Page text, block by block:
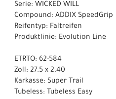
Serie: WICKED WILL
Compound: ADDIX SpeedGrip
Reifentyp: Faltreifen
Produktlinie: Evolution Line
ETRTO: 62-584
Zoll: 27.5 x 2.40
Karkasse: Super Trail
Tubeless: Tubeless Easy